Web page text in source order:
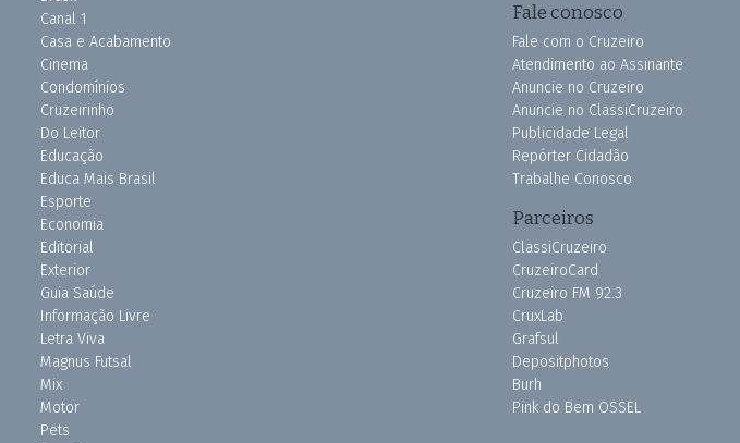
Canal 1
Casa e Acabamento
Cinema
Condomínios
Cruzeirinho
Do Leitor
Educação
Educa Mais Brasil
Esporte
Economia
Editorial
Exterior
Guia Saúde
Informação Livre
Letra Viva
Magnus Futsal
Mix
Motor
Pets
Fale conosco
Fale com o Cruzeiro
Atendimento ao Assinante
Anuncie no Cruzeiro
Anuncie no ClassiCruzeiro
Publicidade Legal
Repórter Cidadão
Trabalhe Conosco
Parceiros
ClassiCruzeiro
CruzeiroCard
Cruzeiro FM 92.3
CruxLab
Grafsul
Depositphotos
Burh
Pink do Bem OSSEL